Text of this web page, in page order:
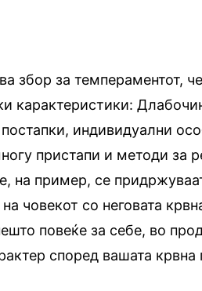
збор за темпераментот,
карактеристики:
постапки, индивидуални
пристапи и методи
на пример, се
човекот со неговата
повеќе за себе, во
според вашата крвна